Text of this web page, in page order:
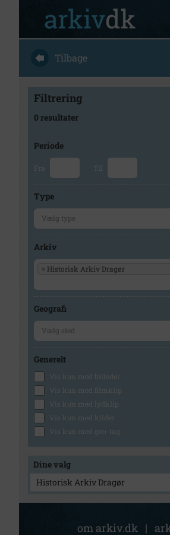
Tilbage
Filtrering
0 resultater
Periode
Fra Til
Type
Arkiv
× Historisk Arkiv Dragør
Geografi
Generelt
Vis kun med billeder
Vis kun med filmklip
Vis kun med lydklip
Vis kun med kilder
Vis kun med geo-tag
Dine valg
Historisk Arkiv Dragør
om arkiv.dk |